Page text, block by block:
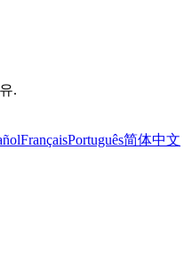
.
FrançaisPortuguês简体中文